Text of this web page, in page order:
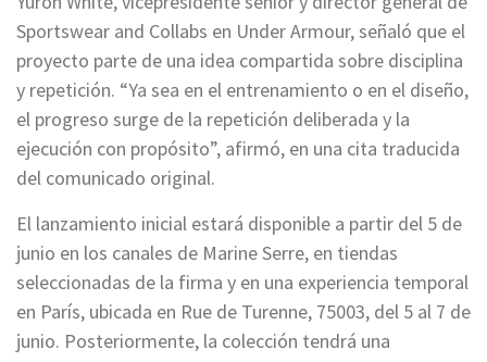
Sportswear and Collabs en Under Armour, señaló que el
proyecto parte de una idea compartida sobre disciplina
y repetición. “Ya sea en el entrenamiento o en el diseño,
el progreso surge de la repetición deliberada y la
ejecución con propósito”, afirmó, en una cita traducida
del comunicado original.
El lanzamiento inicial estará disponible a partir del 5 de
junio en los canales de Marine Serre, en tiendas
seleccionadas de la firma y en una experiencia temporal
en París, ubicada en Rue de Turenne, 75003, del 5 al 7 de
junio. Posteriormente, la colección tendrá una